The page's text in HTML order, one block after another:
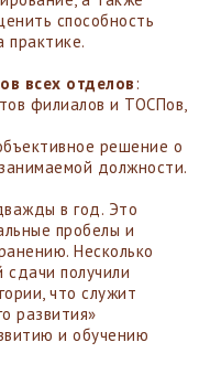
способность
практике.
всех отделов:
филиалов и ТОСПов,
решение о
должности.
в год. Это
пробелы и
Несколько
сдачи получили
что служит
развития»
и обучению